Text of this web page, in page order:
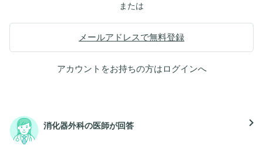
または
メールアドレスで無料登録
アカウントをお持ちの方はログインへ
消化器外科の医師が回答 navigate_next